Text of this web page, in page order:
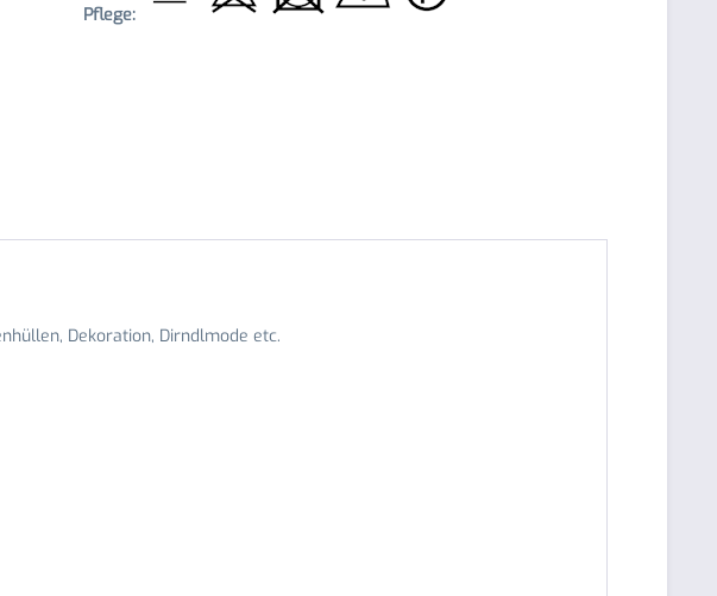
Pflege:
Dekoration, Dirndlmode etc.